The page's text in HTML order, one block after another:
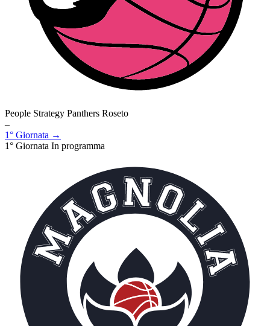
People Strategy Panthers Roseto
–
1° Giornata →
1° Giornata In programma